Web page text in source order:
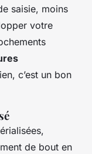
saisie, moins
votre
c’est un bon
de bout en